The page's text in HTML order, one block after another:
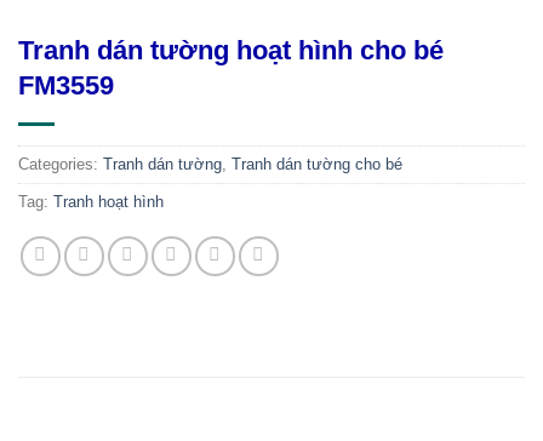
Tranh dán tường hoạt hình cho bé
FM3559
Categories: Tranh dán tường, Tranh dán tường cho bé
Tag: Tranh hoạt hình